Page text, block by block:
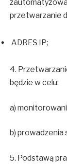
przetwarzanie
ADRES IP;
4.
będzie w celu:
a)
b) prowadzenia
5. Podstawą